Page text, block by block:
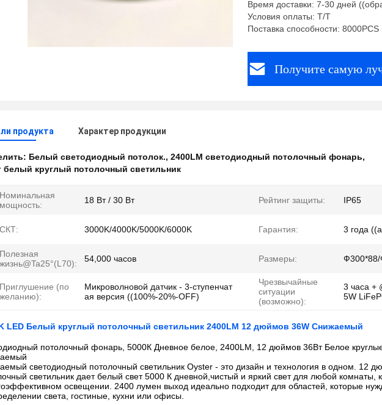
Время доставки: 7-30 дней
Условия оплаты: T/T
Поставка способности:
Получите самую
продукта Характер продукции
Белый светодиодный потолок., 2400LM светодиодный потолочный фонарь,
белый круглый потолочный светильник
Номинальная
мощность:
18 Вт / 30 Вт Рейтинг защиты: IP65
СКТ: 3000K/4000K/5000K/6000K Гарантия: 3 года
Полезная
жизнь@Ta25°(L70):
54,000 часов Размеры:
Приглушение (по
желанию):
Микроволновой датчик - 3-ступенчат
ая версия ((100%-20%-OFF)
Чрезвычайные
ситуации
(возможно):
3 часа +
5W
LED Белый круглый потолочный светильник 2400LM 12 дюймов 36W Снижаемый
потолочный фонарь, 5000К Дневное белое, 2400LM, 12 дюймов 36Вт Белое
светодиодный потолочный светильник Oyster - это дизайн и технология в одном. 12
светильник дает белый свет 5000 К дневной,чистый и яркий свет для любой комнаты,
освещении. 2400 лумен выход идеально подходит для областей, которые
света, гостиные, кухни или офисы.